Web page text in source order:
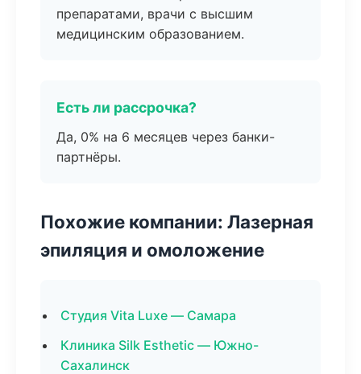
препаратами, врачи с высшим
медицинским образованием.
Есть ли рассрочка?
Да, 0% на 6 месяцев через банки-
партнёры.
Похожие компании: Лазерная
эпиляция и омоложение
Студия Vita Luxe — Самара
Клиника Silk Esthetic — Южно-
Сахалинск